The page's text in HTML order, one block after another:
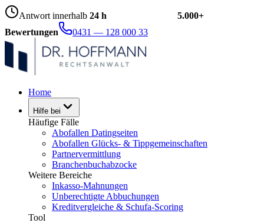
Antwort innerhalb 24 h
5.000+
Bewertungen
0431 — 128 000 33
Home
Hilfe bei
Häufige Fälle
Abofallen Datingseiten
Abofallen Glücks- & Tippgemeinschaften
Partnervermittlung
Branchenbuchabzocke
Weitere Bereiche
Inkasso-Mahnungen
Unberechtigte Abbuchungen
Kreditvergleiche & Schufa-Scoring
Tool